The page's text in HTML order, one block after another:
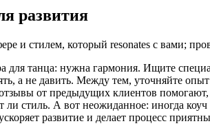
развития
и стилем, который resonates с вами;
для танца: нужна гармония. Ищите
а не давить. Между тем, уточняйте
от предыдущих клиентов
стиль. А вот неожиданное: иногда
развитие и делает процесс